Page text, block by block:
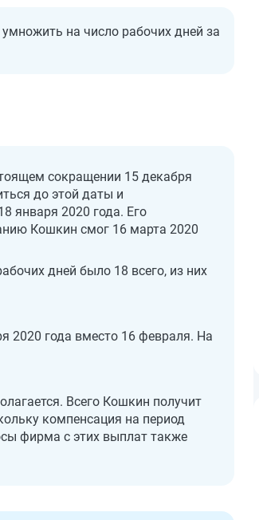
на число рабочих дней за
сокращении 15 декабря
до этой даты и
января 2020 года. Его
Кошкин смог 16 марта 2020
дней было 18 всего, из них
2020 года вместо 16 февраля. На
Всего Кошкин получит
компенсация на период
фирма с этих выплат также